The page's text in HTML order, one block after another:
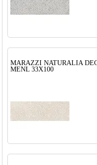
MARAZZI NATURALIA
MENL 33X100